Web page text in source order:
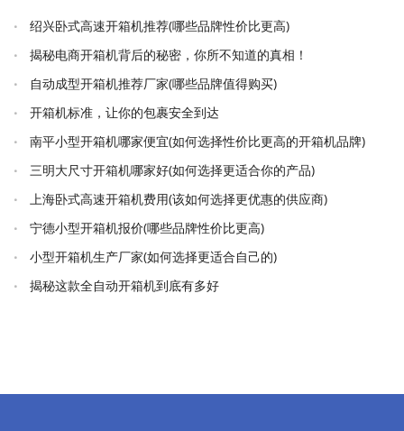
绍兴卧式高速开箱机推荐(哪些品牌性价比更高)
揭秘电商开箱机背后的秘密，你所不知道的真相！
自动成型开箱机推荐厂家(哪些品牌值得购买)
开箱机标准，让你的包裹安全到达
南平小型开箱机哪家便宜(如何选择性价比更高的开箱机品牌)
三明大尺寸开箱机哪家好(如何选择更适合你的产品)
上海卧式高速开箱机费用(该如何选择更优惠的供应商)
宁德小型开箱机报价(哪些品牌性价比更高)
小型开箱机生产厂家(如何选择更适合自己的)
揭秘这款全自动开箱机到底有多好